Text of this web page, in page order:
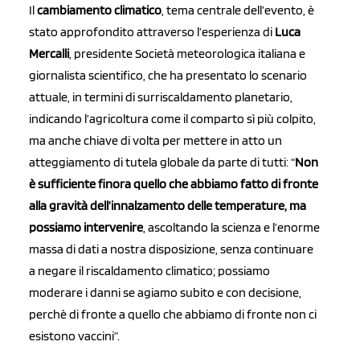
Ilcambiamento climatico, tema centrale dell’evento, è
stato approfondito attraverso l’esperienza di Luca
Mercalli, presidente Società meteorologica italiana e
giornalista scientifico, che ha presentato lo scenario
attuale, in termini di surriscaldamento planetario,
indicando l’agricoltura come il comparto sì più colpito,
ma anche chiave di volta per mettere in atto un
atteggiamento di tutela globale da parte di tutti: “Non
è sufficiente finora quello che abbiamo fatto di fronte
alla gravità dell’innalzamento delle temperature, ma
possiamo intervenire, ascoltando la scienza e l’enorme
massa di dati a nostra disposizione, senza continuare
a negare il riscaldamento climatico; possiamo
moderare i danni se agiamo subito e con decisione,
perchè di fronte a quello che abbiamo di fronte non ci
esistono vaccini”.